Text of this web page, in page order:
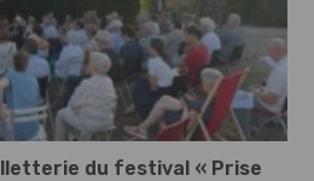
du festival « Prise